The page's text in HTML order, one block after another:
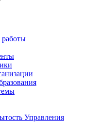
работы
Управления